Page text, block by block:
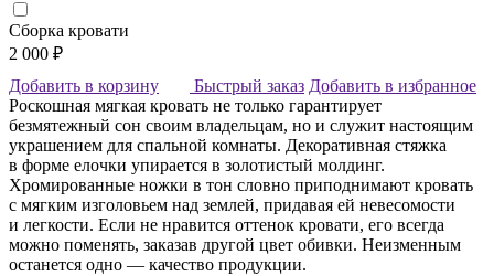
Сборка кровати
2 000 ₽
Добавить в корзину
Быстрый заказ Добавить в избранное
Роскошная мягкая кровать не только гарантирует
безмятежный сон своим владельцам, но и служит настоящим
украшением для спальной комнаты. Декоративная стяжка
в форме елочки упирается в золотистый молдинг.
Хромированные ножки в тон словно приподнимают кровать
с мягким изголовьем над землей, придавая ей невесомости
и легкости. Если не нравится оттенок кровати, его всегда
можно поменять, заказав другой цвет обивки. Неизменным
останется одно — качество продукции.